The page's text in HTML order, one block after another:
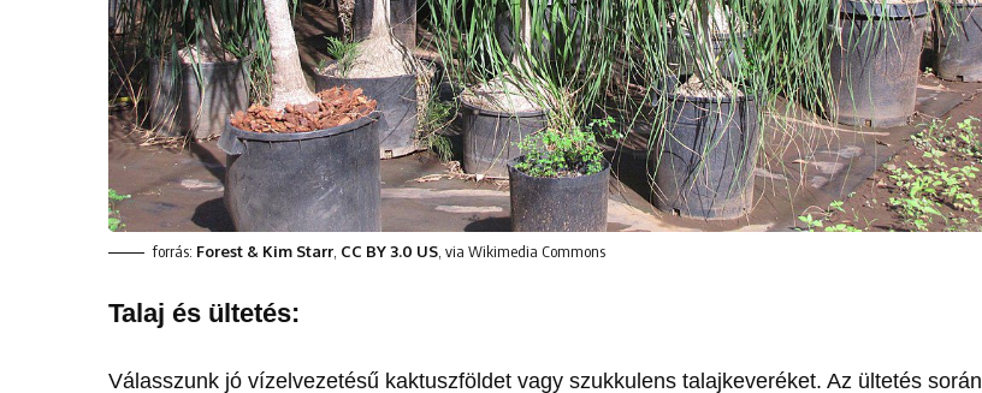
forrás: Forest & Kim Starr CC BY 3.0 US , via Wikimedia Commons
Talaj és ültetés:
Válasszunk jó vízelvezetésű kaktuszföldet vagy szukkulens talajkeveréket. Az ültetés során